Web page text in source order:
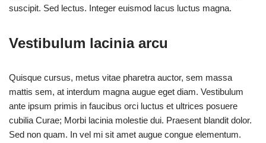
suscipit. Sed lectus. Integer euismod lacus luctus magna.
Vestibulum lacinia arcu
Quisque cursus, metus vitae pharetra auctor, sem massa
mattis sem, at interdum magna augue eget diam. Vestibulum
ante ipsum primis in faucibus orci luctus et ultrices posuere
cubilia Curae; Morbi lacinia molestie dui. Praesent blandit dolor.
Sed non quam. In vel mi sit amet augue congue elementum.